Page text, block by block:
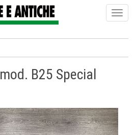
mod. B25 Special